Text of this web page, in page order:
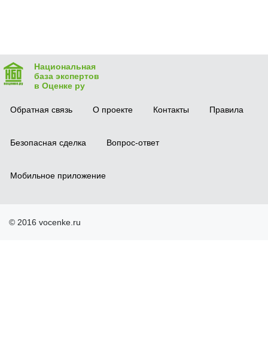
Национальная
база экспертов
в Оценке ру
Обратная связь О проекте Контакты Правила
Безопасная сделка Вопрос-ответ
Мобильное приложение
© 2016 vocenke.ru